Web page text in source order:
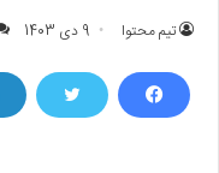
تیم محتوا 9 دی 1403